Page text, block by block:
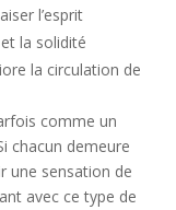
l’esprit
la solidité
la circulation de
comme un
chacun demeure
une sensation de
avec ce type de